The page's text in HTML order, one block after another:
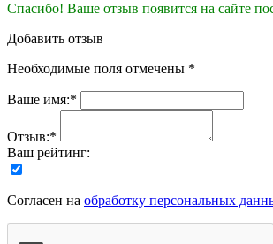
Спасибо! Ваше отзыв появится на сайте
Добавить отзыв
Необходимые поля отмечены *
Ваше имя:*
Отзыв:*
Ваш рейтинг:
Согласен на обработку персональных